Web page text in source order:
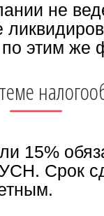
не
по этим
15%
Срок